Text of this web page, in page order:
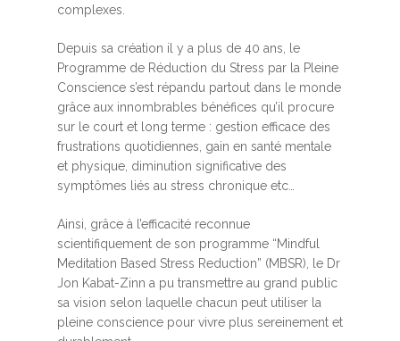
complexes.
Depuis sa création il y a plus de 40 ans, le
Programme de Réduction du Stress par la Pleine
Conscience s’est répandu partout dans le monde
grâce aux innombrables bénéfices qu’il procure
sur le court et long terme : gestion efficace des
frustrations quotidiennes, gain en santé mentale
et physique, diminution significative des
symptômes liés au stress chronique etc…
Ainsi, grâce à l’efficacité reconnue
scientifiquement de son programme “Mindful
Meditation Based Stress Reduction” (MBSR), le Dr
Jon Kabat-Zinn a pu transmettre au grand public
sa vision selon laquelle chacun peut utiliser la
pleine conscience pour vivre plus sereinement et